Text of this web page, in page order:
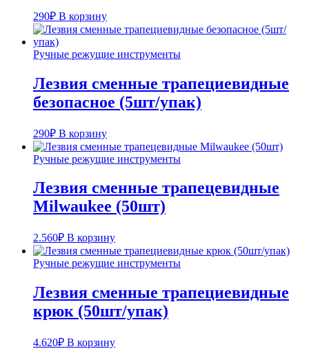
290₽ В корзину
Ручные режущие инструменты
Лезвия сменные трапециевидные
безопасное (5шт/упак)
290₽ В корзину
Ручные режущие инструменты
Лезвия сменные трапецевидные
Milwaukee (50шт)
2.560₽ В корзину
Ручные режущие инструменты
Лезвия сменные трапециевидные
крюк (50шт/упак)
4.620₽ В корзину